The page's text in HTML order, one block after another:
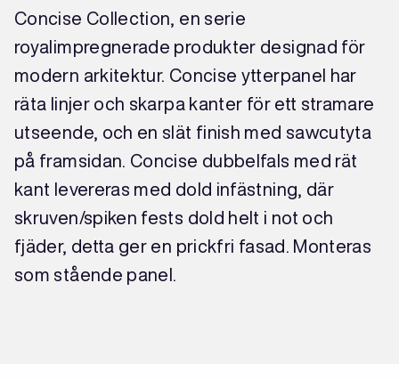
Concise Collection, en serie
royalimpregnerade produkter designad för
modern arkitektur. Concise ytterpanel har
räta linjer och skarpa kanter för ett stramare
utseende, och en slät finish med sawcutyta
på framsidan. Concise dubbelfals med rät
kant levereras med dold infästning, där
skruven/spiken fests dold helt i not och
fjäder, detta ger en prickfri fasad. Monteras
som stående panel.